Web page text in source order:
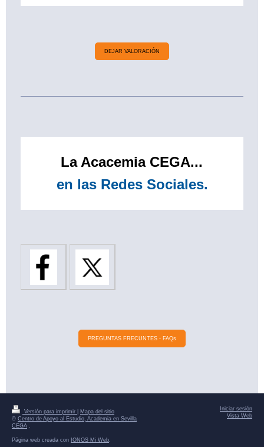
DEJAR VALORACIÓN
La Acacemia CEGA...
en las Redes Sociales.
PREGUNTAS FRECUNTES - FAQs
Versión para imprimir
Mapa del sitio
© Centro de Apoyo al Estudio, Academia en Sevilla
CEGA
Página web creada con IONOS Mi Web
Iniciar sesión
Vista Web